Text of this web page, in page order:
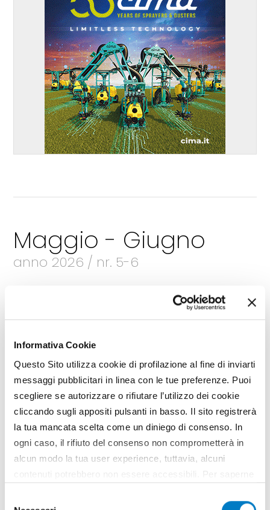
Informativa Cookie
Questo Sito utilizza cookie di profilazione al fine di inviarti
messaggi pubblicitari in linea con le tue preferenze. Puoi
scegliere se autorizzare o rifiutare l’utilizzo dei cookie
cliccando sugli appositi pulsanti in basso. Il sito registrerà
la tua mancata scelta come un diniego di consenso. In
ogni caso, il rifiuto del consenso non comprometterà in
alcun modo la tua user experience, tuttavia, alcuni
contenuti potrebbero non essere accessibili. Per saperne
all’utilizzo di tutti, o solamente di alcuni di essi, ti
Maggio - Giugno
anno 2026 / nr. 5-6
Sfoglia la rivista
Leggi gli articoli